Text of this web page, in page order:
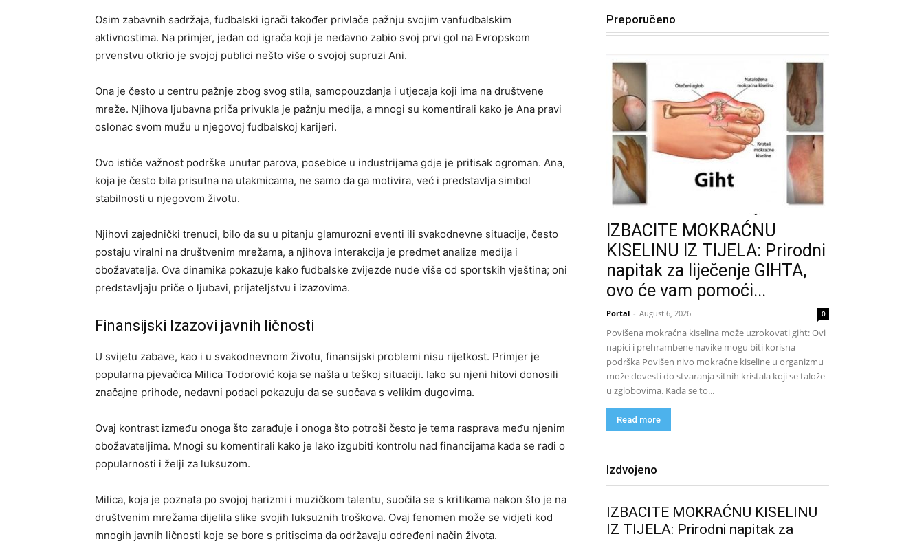
Osim zabavnih sadržaja, fudbalski igrači također privlače pažnju svojim vanfudbalskim
aktivnostima. Na primjer, jedan od igrača koji je nedavno zabio svoj prvi gol na Evropskom
prvenstvu otkrio je svojoj publici nešto više o svojoj supruzi Ani.
Ona je često u centru pažnje zbog svog stila, samopouzdanja i utjecaja koji ima na društvene
mreže. Njihova ljubavna priča privukla je pažnju medija, a mnogi su komentirali kako je Ana pravi
oslonac svom mužu u njegovoj fudbalskoj karijeri.
Ovo ističe važnost podrške unutar parova, posebice u industrijama gdje je pritisak ogroman. Ana,
koja je često bila prisutna na utakmicama, ne samo da ga motivira, već i predstavlja simbol
stabilnosti u njegovom životu.
Njihovi zajednički trenuci, bilo da su u pitanju glamurozni eventi ili svakodnevne situacije, često
postaju viralni na društvenim mrežama, a njihova interakcija je predmet analize medija i
obožavatelja. Ova dinamika pokazuje kako fudbalske zvijezde nude više od sportskih vještina; oni
predstavljaju priče o ljubavi, prijateljstvu i izazovima.
Finansijski Izazovi javnih ličnosti
U svijetu zabave, kao i u svakodnevnom životu, finansijski problemi nisu rijetkost. Primjer je
popularna pjevačica Milica Todorović koja se našla u teškoj situaciji. Iako su njeni hitovi donosili
značajne prihode, nedavni podaci pokazuju da se suočava s velikim dugovima.
Ovaj kontrast između onoga što zarađuje i onoga što potroši često je tema rasprava među njenim
obožavateljima. Mnogi su komentirali kako je lako izgubiti kontrolu nad financijama kada se radi o
popularnosti i želji za luksuzom.
Milica, koja je poznata po svojoj harizmi i muzičkom talentu, suočila se s kritikama nakon što je na
društvenim mrežama dijelila slike svojih luksuznih troškova. Ovaj fenomen može se vidjeti kod
mnogih javnih ličnosti koje se bore s pritiscima da održavaju određeni način života.
Preporučeno
IZBACITE MOKRAĆNU
KISELINU IZ TIJELA: Prirodni
napitak za liječenje GIHTA,
ovo će vam pomoći...
Portal - August 6, 2026 0
Povišena mokraćna kiselina može uzrokovati giht: Ovi
napici i prehrambene navike mogu biti korisna
podrška Povišen nivo mokraćne kiseline u organizmu
može dovesti do stvaranja sitnih kristala koji se talože
u zglobovima. Kada se to...
Read more
Izdvojeno
IZBACITE MOKRAĆNU KISELINU
IZ TIJELA: Prirodni napitak za